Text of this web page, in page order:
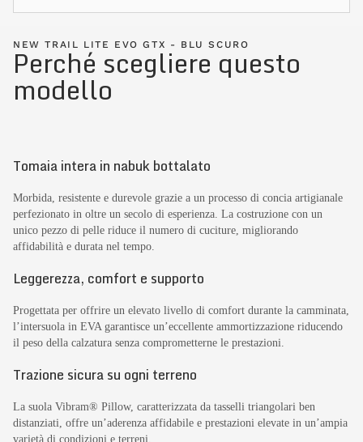
NEW TRAIL LITE EVO GTX - BLU SCURO
Perché scegliere questo
modello
Tomaia intera in nabuk bottalato
Morbida, resistente e durevole grazie a un processo di concia artigianale
perfezionato in oltre un secolo di esperienza. La costruzione con un
unico pezzo di pelle riduce il numero di cuciture, migliorando
affidabilità e durata nel tempo.
Leggerezza, comfort e supporto
Progettata per offrire un elevato livello di comfort durante la camminata,
l’intersuola in EVA garantisce un’eccellente ammortizzazione riducendo
il peso della calzatura senza comprometterne le prestazioni.
Trazione sicura su ogni terreno
La suola Vibram® Pillow, caratterizzata da tasselli triangolari ben
distanziati, offre un’aderenza affidabile e prestazioni elevate in un’ampia
varietà di condizioni e terreni.